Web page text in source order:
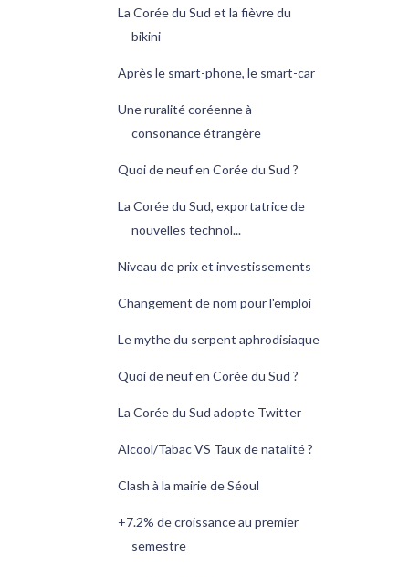
La Corée du Sud et la fièvre du
bikini
Après le smart-phone, le smart-car
Une ruralité coréenne à
consonance étrangère
Quoi de neuf en Corée du Sud ?
La Corée du Sud, exportatrice de
nouvelles technol...
Niveau de prix et investissements
Changement de nom pour l'emploi
Le mythe du serpent aphrodisiaque
Quoi de neuf en Corée du Sud ?
La Corée du Sud adopte Twitter
Alcool/Tabac VS Taux de natalité ?
Clash à la mairie de Séoul
+7.2% de croissance au premier
semestre